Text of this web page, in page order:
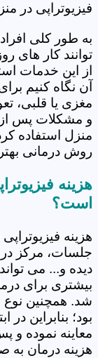
فیزیوتراپی در
به طور کلی
توانند کار های
از این خدمات
آن نگاه کنیم
مغزی یا قلبی،
و مشکلات پس از
منزل استفاده
روش درمانی
هزینه
است؟
هزینه
جلسات، مرکز
دیده و... می
بیشتری برای
شد. همچنین نوع
بود؛ بنابراین
معاینه نموده و
هزینه درمان